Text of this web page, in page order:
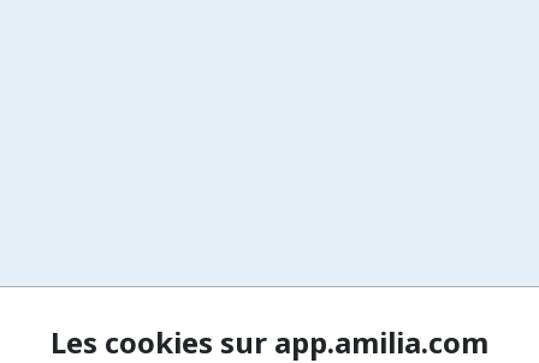
Les cookies sur app.amilia.com